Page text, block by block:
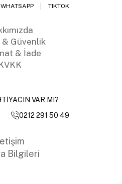
WHATSAPP TIKTOK
Güvenlik
& İade
VAR MI?
0212 291 50 49
Bilgileri